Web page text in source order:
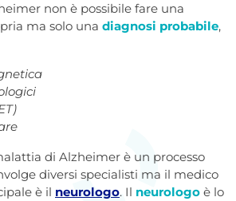
non è possibile fare una
ma solo una diagnosi probabile,
di Alzheimer è un processo
diversi specialisti ma il medico
è il neurologo. Il neurologo è lo